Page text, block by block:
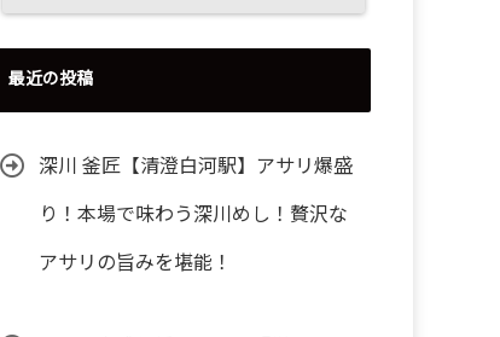
最近の投稿
深川 釜匠【清澄白河駅】アサリ爆盛
り！本場で味わう深川めし！贅沢な
アサリの旨みを堪能！